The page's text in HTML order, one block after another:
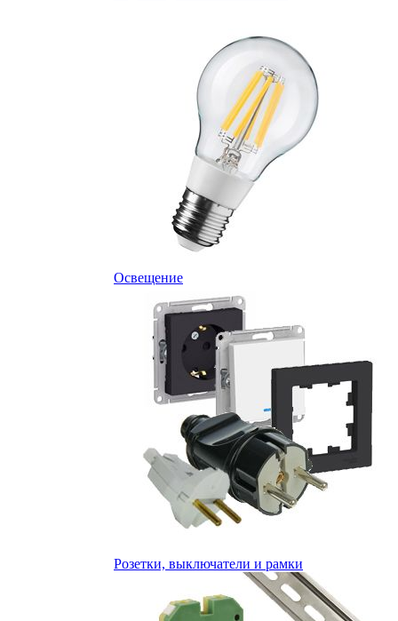
Освещение
Розетки, выключатели и рамки